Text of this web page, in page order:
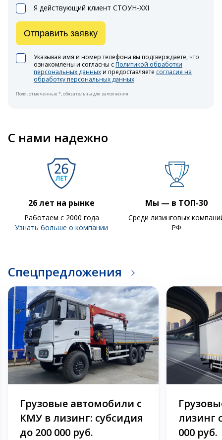
Я действующий клиент СТОУН-XXI
Указывая имя и номер телефона вы подтверждаете, что
ознакомлены и согласны с Политикой обработки
персональных данныхи предоставляете согласие на
обработку персональных данных
Отправить заявку
Поля, отмеченные *, обязательны для заполнения
С нами надежно
26 лет на рынке
Работаем с 2000 года
Узнать больше о компании
Мы — в ТОП-30
Среди лизинговых
РФ
Спецпредложения
Грузовые автомобили с
КМУ в лизинг: субсидия
до 200 000 руб.
лизинг
000 руб.